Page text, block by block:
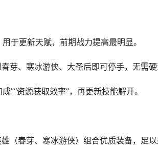
于更新天赋，前期战力提高最明显。
芽、寒冰游侠、大圣后即可停手，无需硬
”“资源获取效率”，再更新技能解开。
（春芽、寒冰游侠）组合优质装备，足以